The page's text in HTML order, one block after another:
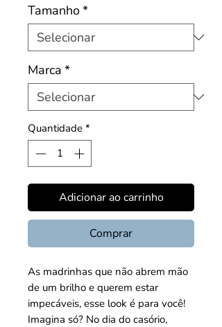
Tamanho*
Marca *
Quantidade *
Adicionar ao carrinho
Comprar
As madrinhas que não abrem mão
de um brilho e querem estar
impecáveis, esse look é para você!
Imagina só? No dia do casório,